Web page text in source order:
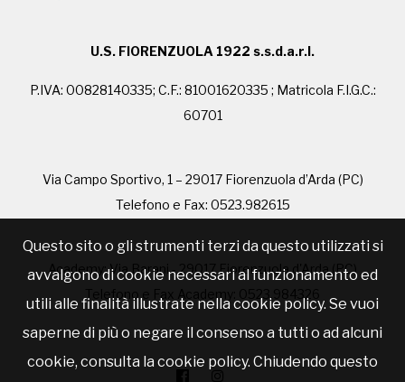
U.S. FIORENZUOLA 1922 s.s.d.a.r.l.
P.IVA: 00828140335; C.F.: 81001620335 ; Matricola F.I.G.C.:
60701
Via Campo Sportivo, 1 – 29017 Fiorenzuola d’Arda (PC)
Telefono e Fax: 0523.982615
Academy: Via Barani - 29017 Fiorenzuola d'Arda (PC)
Telefono e Fax Academy: 0523.984326
Questo sito o gli strumenti terzi da questo utilizzati si
avvalgono di cookie necessari al funzionamento ed
utili alle finalità illustrate nella cookie policy. Se vuoi
saperne di più o negare il consenso a tutti o ad alcuni
cookie, consulta la cookie policy. Chiudendo questo